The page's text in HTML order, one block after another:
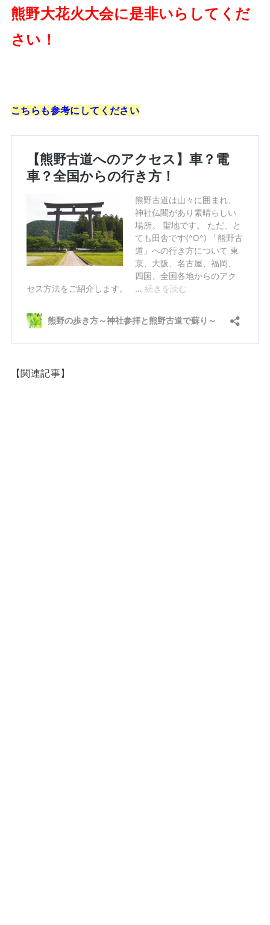
熊野大花火大会に是非いらしてくだ
さい！
こちらも参考にしてください
【関連記事】